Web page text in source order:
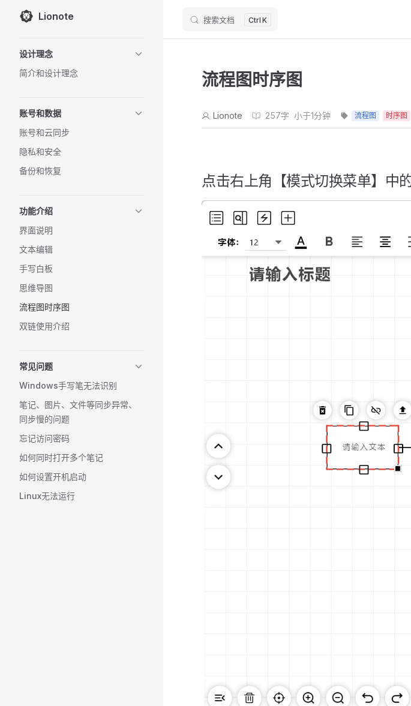
Skip to content
Lionote 搜索文档 K
设计理念
简介和设计理念
账号和数据
账号和云同步
隐私和安全
备份和恢复
功能介绍
界面说明
文本编辑
手写白板
思维导图
流程图时序图
双链使用介绍
常见问题
Windows手写笔无法识别
笔记、图片、文件等同步异常、
同步慢的问题
忘记访问密码
如何同时打开多个笔记
如何设置开机启动
Linux无法运行
流程图时序图
Lionote 257字 小于1分钟 流程图 时序图
点击右上角【模式切换菜单】中